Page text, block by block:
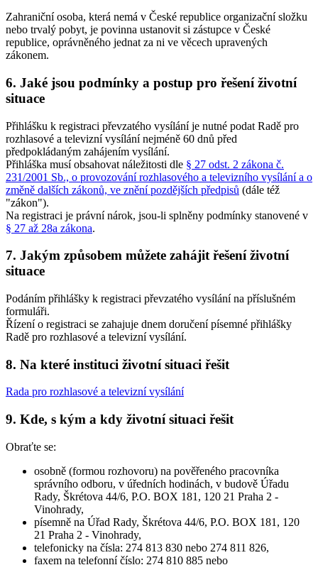
Zahraniční osoba, která nemá v České republice organizační složku
nebo trvalý pobyt, je povinna ustanovit si zástupce v České
republice, oprávněného jednat za ni ve věcech upravených
zákonem.
6. Jaké jsou podmínky a postup pro řešení životní
situace
Přihlášku k registraci převzatého vysílání je nutné podat Radě pro
rozhlasové a televizní vysílání nejméně 60 dnů před
předpokládaným zahájením vysílání.
Přihláška musí obsahovat náležitosti dle § 27 odst. 2 zákona č.
231/2001 Sb., o provozování rozhlasového a televizního vysílání a o
změně dalších zákonů, ve znění pozdějších předpisů (dále též
"zákon").
Na registraci je právní nárok, jsou-li splněny podmínky stanovené v
§ 27 až 28a zákona.
7. Jakým způsobem můžete zahájit řešení životní
situace
Podáním přihlášky k registraci převzatého vysílání na příslušném
formuláři.
Řízení o registraci se zahajuje dnem doručení písemné přihlášky
Radě pro rozhlasové a televizní vysílání.
8. Na které instituci životní situaci řešit
Rada pro rozhlasové a televizní vysílání
9. Kde, s kým a kdy životní situaci řešit
Obraťte se:
osobně (formou rozhovoru) na pověřeného pracovníka
správního odboru, v úředních hodinách, v budově Úřadu
Rady, Škrétova 44/6, P.O. BOX 181, 120 21 Praha 2 -
Vinohrady,
písemně na Úřad Rady, Škrétova 44/6, P.O. BOX 181, 120
21 Praha 2 - Vinohrady,
telefonicky na čísla: 274 813 830 nebo 274 811 826,
faxem na telefonní číslo: 274 810 885 nebo